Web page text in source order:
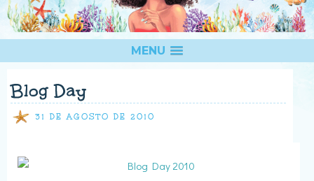
MENU
Blog Day
31 DE AGOSTO DE 2010